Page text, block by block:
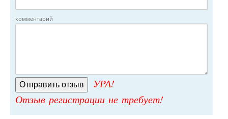
комментарий
УРА!
Отзыв регистрации не требует!